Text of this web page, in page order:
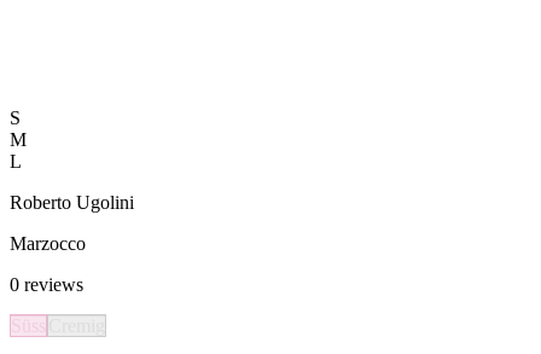
S
M
L
Roberto Ugolini
Marzocco
0 reviews
Süss